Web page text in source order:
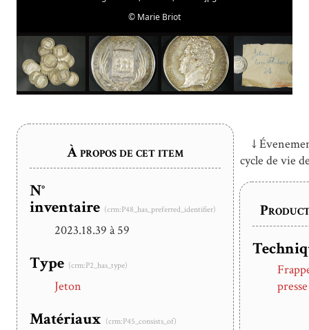
© Marie Briot
À propos de cet item
N°
inventaire (crm:P48_has_preferred_identifier)
2023.18.39 à 59
Type (crm:P2_has_type)
Jeton
Matériaux (crm:P45_consists_of)
↓
cycle de vie
presse